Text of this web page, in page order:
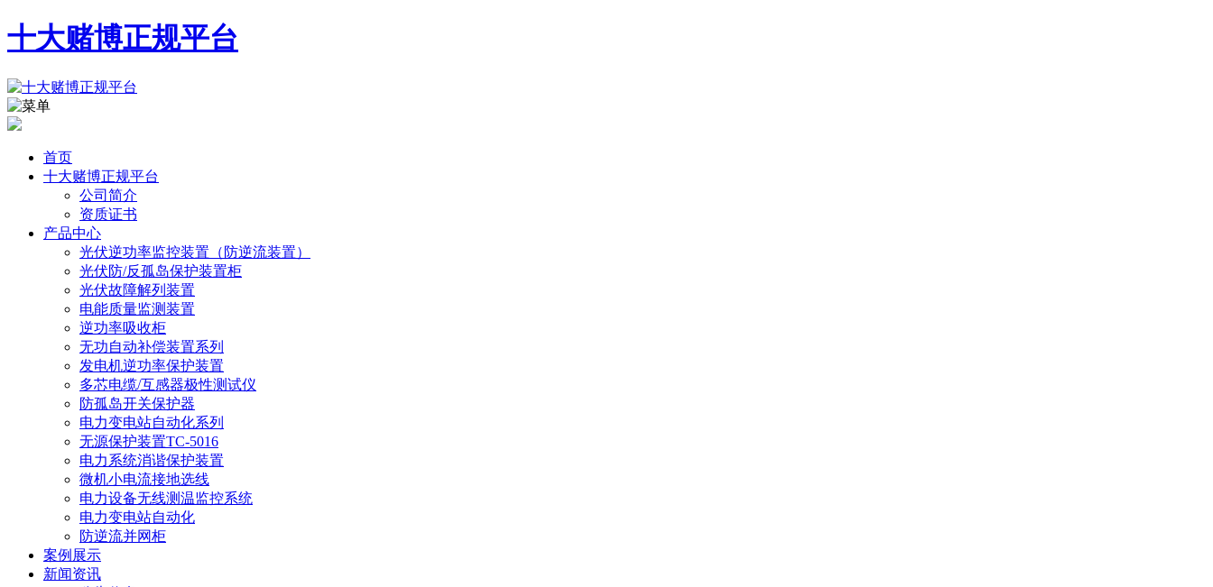
十大赌博正规平台
首页
十大赌博正规平台
公司简介
资质证书
产品中心
光伏逆功率监控装置（防逆流装置）
光伏防/反孤岛保护装置柜
光伏故障解列装置
电能质量监测装置
逆功率吸收柜
无功自动补偿装置系列
发电机逆功率保护装置
多芯电缆/互感器极性测试仪
防孤岛开关保护器
电力变电站自动化系列
无源保护装置TC-5016
电力系统消谐保护装置
微机小电流接地选线
电力设备无线测温监控系统
电力变电站自动化
防逆流并网柜
案例展示
新闻资讯